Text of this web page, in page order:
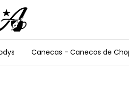
Canecas - Canecos de